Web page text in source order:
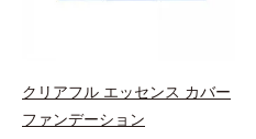
すことで、カバー粉体は薄く・均一
に凹凸へフィット。毛穴や色ムラを
クリアフル エッセンス カバー
ファンデーション